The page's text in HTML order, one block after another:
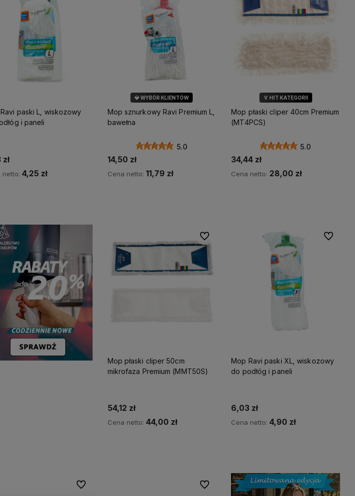
paski L, wiskozowy
i paneli
netto: 4,25 zł
💎 WYBÓR KLIENTÓW
Mop sznurkowy Ravi Premium L,
bawełna
5.0
14,50 zł
Cena netto: 11,79 zł
🏅 HIT KATEGORII
💎 WYBÓR KLIENTÓW
Mop płaski cliper 40cm Premium
(MT4PCS)
5.0
34,44 zł
Cena netto: 28,00 zł
Mop płaski cliper 50cm
mikrofaza Premium (MMT50S)
54,12 zł
Cena netto: 44,00 zł
Do ulubionych
Mop Ravi paski XL, wiskozowy
do podłóg i paneli
6,03 zł
Cena netto:4,90 zł
Do
Do ulubionych Do ulubionych